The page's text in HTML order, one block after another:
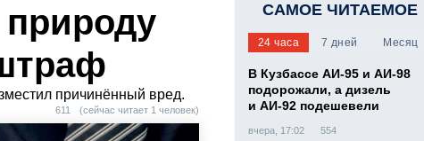
природу
причинённый вред.
611 (сейчас читает 1 человек)
САМОЕ ЧИТАЕМОЕ
24 часа 7 дней Месяц
В Кузбассе АИ-95 и АИ-98
подорожали, а дизель
и АИ-92 подешевели
вчера, 17:02 554